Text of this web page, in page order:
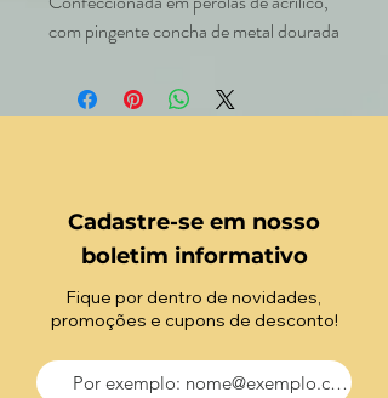
com pingente concha de metal dourada
Cadastre-se em nosso
boletim informativo
Fique por dentro de novidades,
promoções e cupons de desconto!